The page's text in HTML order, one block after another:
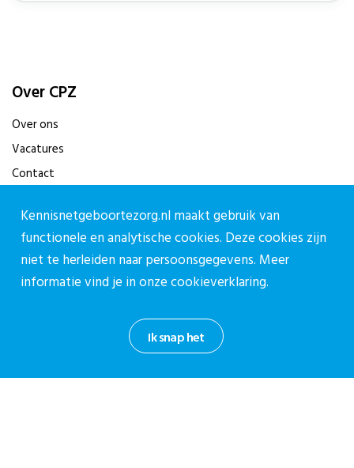
Over CPZ
Over ons
Vacatures
Contact
Contact
030-27 39 786
Mercatorlaan 1200, 3528 BL Utrecht
Ik snap het
Kennisnetgeboortezorg.nl maakt gebruik van
functionele en analytische cookies. Deze cookies zijn
niet te herleiden naar persoonsgegevens. Meer
informatie vind je in onzecookieverklaring.